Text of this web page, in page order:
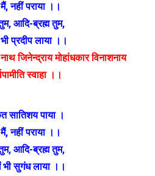
,नहीं पराया ।।
, आदि-ब्रह्म तुम,
प्रदीप लाया ।।
जिनेन्द्राय मोहांधकार विनाशनाय
स्वाहा ।।
सातिशय पाया ।
,नहीं पराया ।।
, आदि-ब्रह्म तुम,
सुगंध लाया ।।